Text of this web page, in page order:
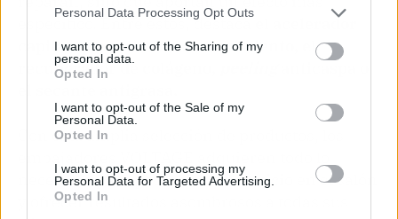
Personal Data Processing Opt Outs
I want to opt-out of the Sharing of my
personal data.
Opted In
I want to opt-out of the Sale of my
Personal Data.
Opted In
I want to opt-out of processing my
Personal Data for Targeted Advertising.
Opted In
específico. Entre estos, destaca el acelerador
capilar que estimula el crecimiento, el
recuperador de colágeno,
Con esta amplia selección de productos, los
necesario para potenciar su servicio en el salón
y ofrecer resultados asombrosos a todas sus